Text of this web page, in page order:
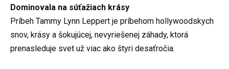
Dominovala na súťažiach krásy
Príbeh Tammy Lynn Leppert je príbehom hollywoodskych
snov, krásy a šokujúcej, nevyriešenej záhady, ktorá
prenasleduje svet už viac ako štyri desaťročia.